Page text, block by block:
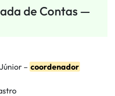
de Contas —
– coordenador